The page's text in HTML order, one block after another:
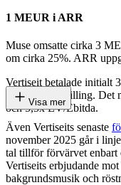
1 MEUR i ARR
Muse omsatte cirka 3
om cirka 25%. ARR
Vertiseit betalade initialt
tilläggsköpeskilling.
och 5,5x EV/Ebitda.
Visa mer
Även Vertiseits senaste
november 2025 går i
tal tillför förvärvet
Vertiseits erbjudande
bakgrundsmusik och